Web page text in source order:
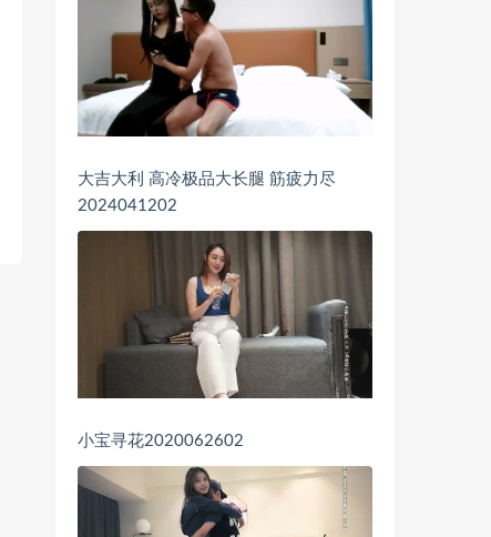
大吉大利 高冷极品大长腿 筋疲力尽
2024041202
小宝寻花2020062602